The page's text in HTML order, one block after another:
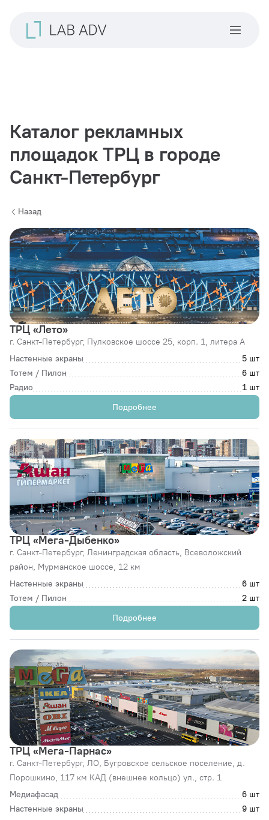
Каталог рекламных
площадок ТРЦ в городе
Санкт-Петербург
Назад
ТРЦ «Лето»
г. Санкт-Петербург, Пулковское шоссе 25, корп. 1, литера A
Настенные экраны
5 шт
Тотем / Пилон
6 шт
Радио
1 шт
Подробнее
ТРЦ «Мега-Дыбенко»
г. Санкт-Петербург, Ленинградская область, Всеволожский
район, Мурманское шоссе, 12 км
Настенные экраны
6 шт
Тотем / Пилон
2 шт
Подробнее
ТРЦ «Мега-Парнас»
г. Санкт-Петербург, ЛО, Бугровское сельское поселение, д.
Порошкино, 117 км КАД (внешнее кольцо) ул., стр. 1
Медиафасад
6 шт
Настенные экраны
9 шт